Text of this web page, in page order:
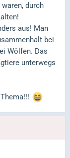
durch
aus! Man
bei
Wölfen. Das
unterwegs